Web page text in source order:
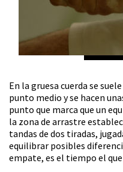
En la gruesa cuerda se
punto medio y se hacen
punto que marca que un
la zona de arrastre
tandas de dos tiradas,
equilibrar posibles
empate, es el tiempo el